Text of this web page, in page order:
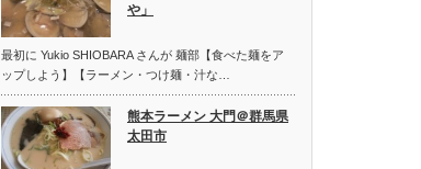
や」
最初に Yukio SHIOBARA さんが 麺部【食べた麺をア
ップしよう】【ラーメン・つけ麺・汁な…
熊本ラーメン 大門＠群馬県
太田市